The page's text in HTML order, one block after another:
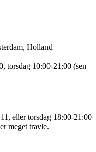
Holland
torsdag 10:00-21:00 (sen
eller torsdag 18:00-21:00
meget travle.